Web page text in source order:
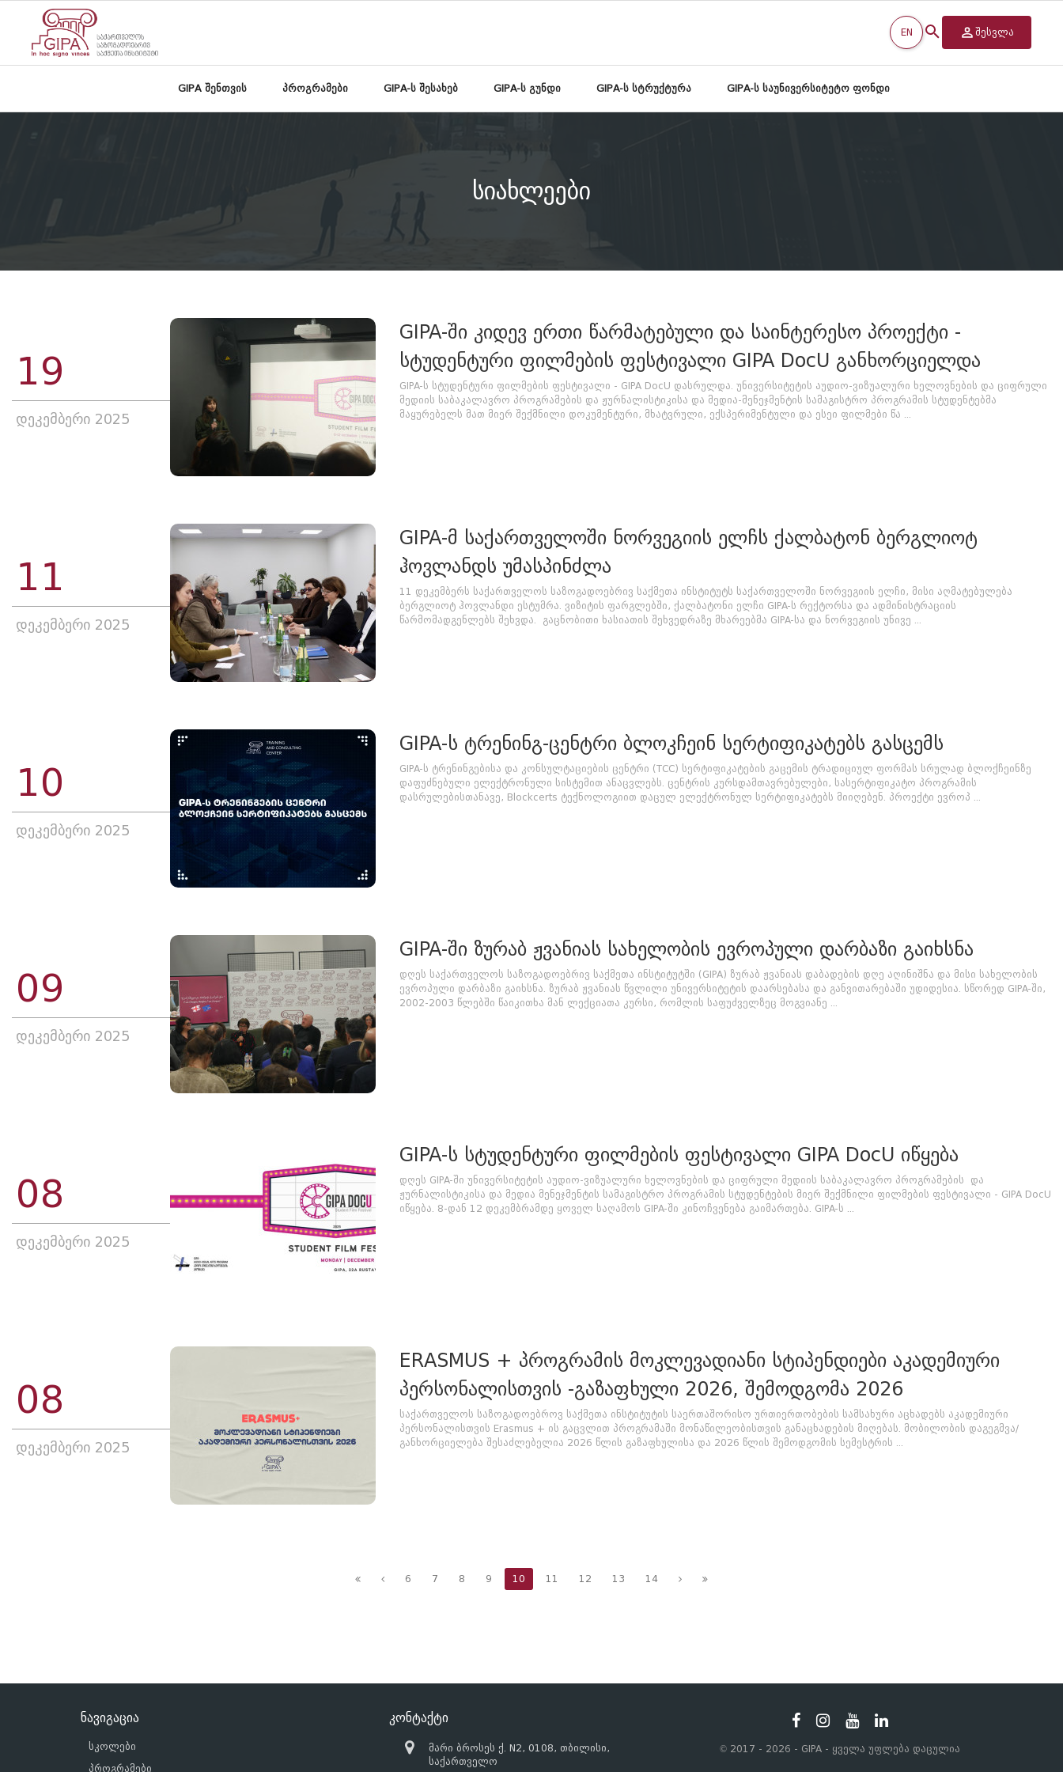
EN შესვლა
GIPA შენთვის პროგრამები GIPA-ს შესახებ GIPA-ს გუნდი GIPA-ს სტრუქტურა GIPA-ს საუნივერსიტეტო ფონდი
სიახლეები
19
დეკემბერი 2025
GIPA-ში კიდევ ერთი წარმატებული და საინტერესო პროექტი -
სტუდენტური ფილმების ფესტივალი GIPA DocU განხორციელდა
GIPA-ს სტუდენტური ფილმების ფესტივალი - GIPA DocU დასრულდა. უნივერსიტეტის აუდიო-ვიზუალური ხელოვნების და ციფრული
მედიის საბაკალავრო პროგრამების და ჟურნალისტიკისა და მედია-მენეჯმენტის სამაგისტრო პროგრამის სტუდენტებმა
მაყურებელს მათ მიერ შექმნილი დოკუმენტური, მხატვრული, ექსპერიმენტული და ესეი ფილმები წა ...
11
დეკემბერი 2025
GIPA-მ საქართველოში ნორვეგიის ელჩს ქალბატონ ბერგლიოტ
ჰოვლანდს უმასპინძლა
11 დეკემბერს საქართველოს საზოგადოებრივ საქმეთა ინსტიტუტს საქართველოში ნორვეგიის ელჩი, მისი აღმატებულება
ბერგლიოტ ჰოვლანდი ესტუმრა. ვიზიტის ფარგლებში, ქალბატონი ელჩი GIPA-ს რექტორსა და ადმინისტრაციის
წარმომადგენლებს შეხვდა. გაცნობითი ხასიათის შეხვედრაზე მხარეებმა GIPA-სა და ნორვეგიის უნივე ...
10
დეკემბერი 2025
GIPA-ს ტრენინგ-ცენტრი ბლოკჩეინ სერტიფიკატებს გასცემს
GIPA-ს ტრენინგებისა და კონსულტაციების ცენტრი (TCC) სერტიფიკატების გაცემის ტრადიციულ ფორმას სრულად ბლოქჩეინზე
დაფუძნებული ელექტრონული სისტემით ანაცვლებს. ცენტრის კურსდამთავრებულები, სასერტიფიკატო პროგრამის
დასრულებისთანავე, Blockcerts ტექნოლოგიით დაცულ ელექტრონულ სერტიფიკატებს მიიღებენ. პროექტი ევროპ ...
09
დეკემბერი 2025
GIPA-ში ზურაბ ჟვანიას სახელობის ევროპული დარბაზი გაიხსნა
დღეს საქართველოს საზოგადოებრივ საქმეთა ინსტიტუტში (GIPA) ზურაბ ჟვანიას დაბადების დღე აღინიშნა და მისი სახელობის
ევროპული დარბაზი გაიხსნა. ზურაბ ჟვანიას წვლილი უნივერსიტეტის დაარსებასა და განვითარებაში უდიდესია. სწორედ GIPA-ში,
2002-2003 წლებში წაიკითხა მან ლექციათა კურსი, რომლის საფუძველზეც მოგვიანე ...
08
დეკემბერი 2025
GIPA-ს სტუდენტური ფილმების ფესტივალი GIPA DocU იწყება
დღეს GIPA-ში უნივერსიტეტის აუდიო-ვიზუალური ხელოვნების და ციფრული მედიის საბაკალავრო პროგრამების და
ჟურნალისტიკისა და მედია მენეჯმენტის სამაგისტრო პროგრამის სტუდენტების მიერ შექმნილი ფილმების ფესტივალი - GIPA DocU
იწყება. 8-დან 12 დეკემბრამდე ყოველ საღამოს GIPA-ში კინოჩვენება გაიმართება. GIPA-ს ...
08
დეკემბერი 2025
ERASMUS + პროგრამის მოკლევადიანი სტიპენდიები აკადემიური
პერსონალისთვის -გაზაფხული 2026, შემოდგომა 2026
საქართველოს საზოგადოებროვ საქმეთა ინსტიტუტის საერთაშორისო ურთიერთობების სამსახური აცხადებს აკადემიური
პერსონალისთვის Erasmus + ის გაცვლით პროგრამაში მონაწილეობისთვის განაცხადების მიღებას. მობილობის დაგეგმვა/
განხორციელება შესაძლებელია 2026 წლის გაზაფხულისა და 2026 წლის შემოდგომის სემესტრის ...
6 7 8 9 10 11 12 13 14
ნავიგაცია
სკოლები
პროგრამები
კონტაქტი
მარი ბროსეს ქ. N2, 0108, თბილისი,
საქართველო
© 2017 - 2026 - GIPA - ყველა უფლება დაცულია